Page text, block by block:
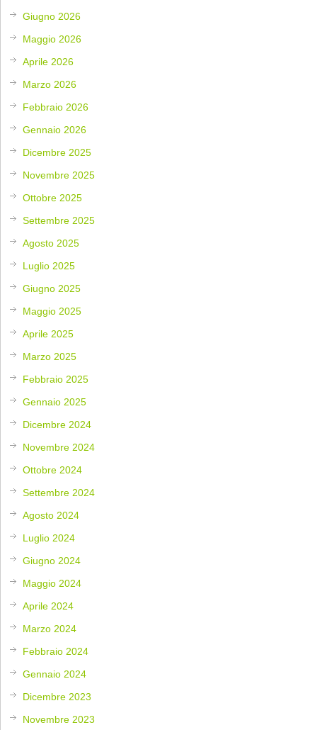
Giugno 2026
Maggio 2026
Aprile 2026
Marzo 2026
Febbraio 2026
Gennaio 2026
Dicembre 2025
Novembre 2025
Ottobre 2025
Settembre 2025
Agosto 2025
Luglio 2025
Giugno 2025
Maggio 2025
Aprile 2025
Marzo 2025
Febbraio 2025
Gennaio 2025
Dicembre 2024
Novembre 2024
Ottobre 2024
Settembre 2024
Agosto 2024
Luglio 2024
Giugno 2024
Maggio 2024
Aprile 2024
Marzo 2024
Febbraio 2024
Gennaio 2024
Dicembre 2023
Novembre 2023